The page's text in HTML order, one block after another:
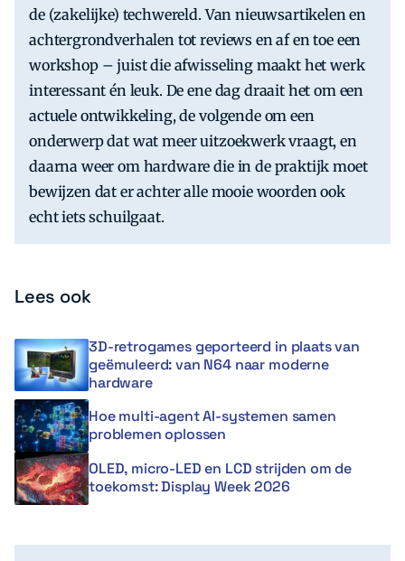
de (zakelijke) techwereld. Van nieuwsartikelen en
achtergrondverhalen tot reviews en af en toe een
workshop – juist die afwisseling maakt het werk
interessant én leuk. De ene dag draait het om een
actuele ontwikkeling, de volgende om een
onderwerp dat wat meer uitzoekwerk vraagt, en
daarna weer om hardware die in de praktijk moet
bewijzen dat er achter alle mooie woorden ook
echt iets schuilgaat.
Lees ook
3D-retrogames geporteerd in plaats van
geëmuleerd: van N64 naar moderne
hardware
Hoe multi-agent AI-systemen samen
problemen oplossen
OLED, micro-LED en LCD strijden om de
toekomst: Display Week 2026